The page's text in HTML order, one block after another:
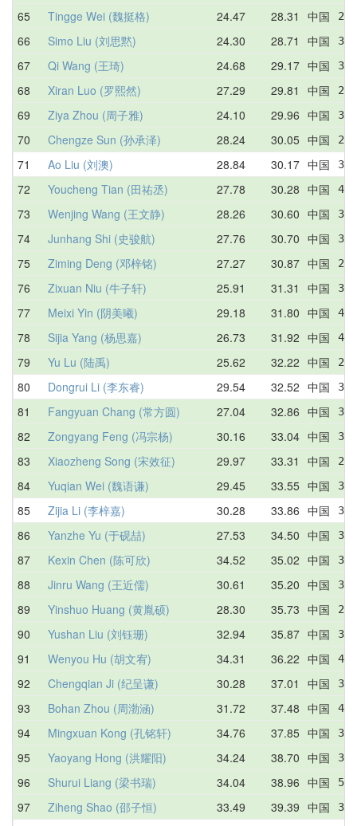
65 Tingge Wei (魏挺格) 24.47 28.31 中国
66 Simo Liu (刘思黙) 24.30 28.71 中国
67 Qi Wang (王琦) 24.68 29.17 中国
68 Xiran Luo (罗熙然) 27.29 29.81 中国
69 Ziya Zhou (周子雅) 24.10 29.96 中国
70 Chengze Sun (孙承泽) 28.24 30.05 中国
71 Ao Liu (刘澳) 28.84 30.17 中国
72 Youcheng Tian (田祐丞) 27.78 30.28 中国
73 Wenjing Wang (王文静) 28.26 30.60 中国
74 Junhang Shi (史骏航) 27.76 30.70 中国
75 Ziming Deng (邓梓铭) 27.27 30.87 中国
76 Zixuan Niu (牛子轩) 25.91 31.31 中国
77 Meixi Yin (阴美曦) 29.18 31.80 中国
78 Sijia Yang (杨思嘉) 26.73 31.92 中国
79 Yu Lu (陆禹) 25.62 32.22 中国
80 Dongrui Li (李东睿) 29.54 32.52 中国
81 Fangyuan Chang (常方圆) 27.04 32.86 中国
82 Zongyang Feng (冯宗杨) 30.16 33.04 中国
83 Xiaozheng Song (宋效征) 29.97 33.31 中国
84 Yuqian Wei (魏语谦) 29.45 33.55 中国
85 Zijia Li (李梓嘉) 30.28 33.86 中国
86 Yanzhe Yu (于砚喆) 27.53 34.50 中国
87 Kexin Chen (陈可欣) 34.52 35.02 中国
88 Jinru Wang (王近儒) 30.61 35.20 中国
89 Yinshuo Huang (黄胤硕) 28.30 35.73 中国
90 Yushan Liu (刘钰珊) 32.94 35.87 中国
91 Wenyou Hu (胡文宥) 34.31 36.22 中国
92 Chengqian Ji (纪呈谦) 30.28 37.01 中国
93 Bohan Zhou (周渤涵) 31.72 37.48 中国
94 Mingxuan Kong (孔铭轩) 34.76 37.85 中国
95 Yaoyang Hong (洪耀阳) 34.24 38.70 中国
96 Shurui Liang (梁书瑞) 34.04 38.96 中国
97 Ziheng Shao (邵子恒) 33.49 39.39 中国